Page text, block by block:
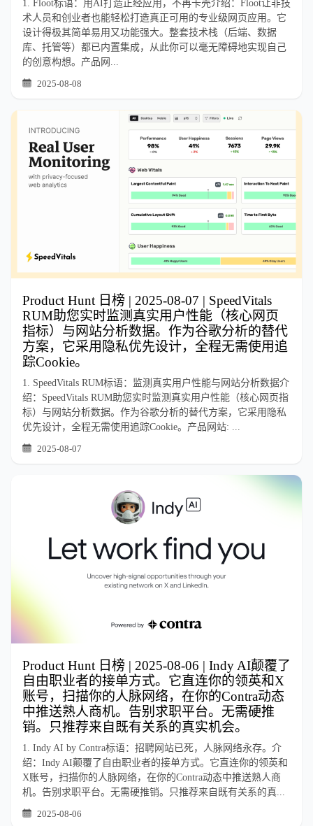
1. Floot标语：用AI打造正经应用，不再卡壳介绍：Floot让非技
术人员和创业者也能轻松打造真正可用的专业级网页应用。它
设计得极其简单易用又功能强大。整套技术栈（后端、数据
库、托管等）都已内置集成，从此你可以毫无障碍地实现自己
的创意构想。产品网...
2025-08-08
Product Hunt 日榜 | 2025-08-07 | SpeedVitals
RUM助您实时监测真实用户性能（核心网页
指标）与网站分析数据。作为谷歌分析的替代
方案，它采用隐私优先设计，全程无需使用追
踪Cookie。
1. SpeedVitals RUM标语：监测真实用户性能与网站分析数据介
绍：SpeedVitals RUM助您实时监测真实用户性能（核心网页指
标）与网站分析数据。作为谷歌分析的替代方案，它采用隐私
优先设计，全程无需使用追踪Cookie。产品网站: ...
2025-08-07
Product Hunt 日榜 | 2025-08-06 | Indy AI颠覆了
自由职业者的接单方式。它直连你的领英和X
账号，扫描你的人脉网络，在你的Contra动态
中推送熟人商机。告别求职平台。无需硬推
销。只推荐来自既有关系的真实机会。
1. Indy AI by Contra标语：招聘网站已死，人脉网络永存。介
绍：Indy AI颠覆了自由职业者的接单方式。它直连你的领英和
X账号，扫描你的人脉网络，在你的Contra动态中推送熟人商
机。告别求职平台。无需硬推销。只推荐来自既有关系的真...
2025-08-06